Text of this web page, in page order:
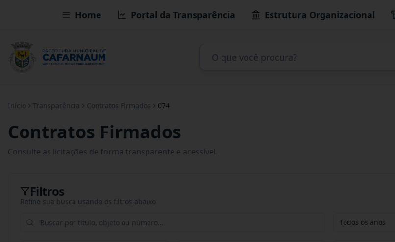
Home Portal da Transparência Estrutura Organizacional
Início Transparência Contratos Firmados 074
Contratos Firmados
Consulte as licitações de forma transparente e acessível.
Filtros
Refine sua busca usando os filtros abaixo
Todos os anos